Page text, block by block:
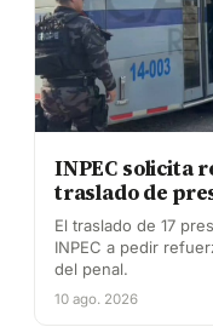
INPEC solicita
traslado de
El traslado de 17
INPEC a pedir
del penal.
10 ago. 2026